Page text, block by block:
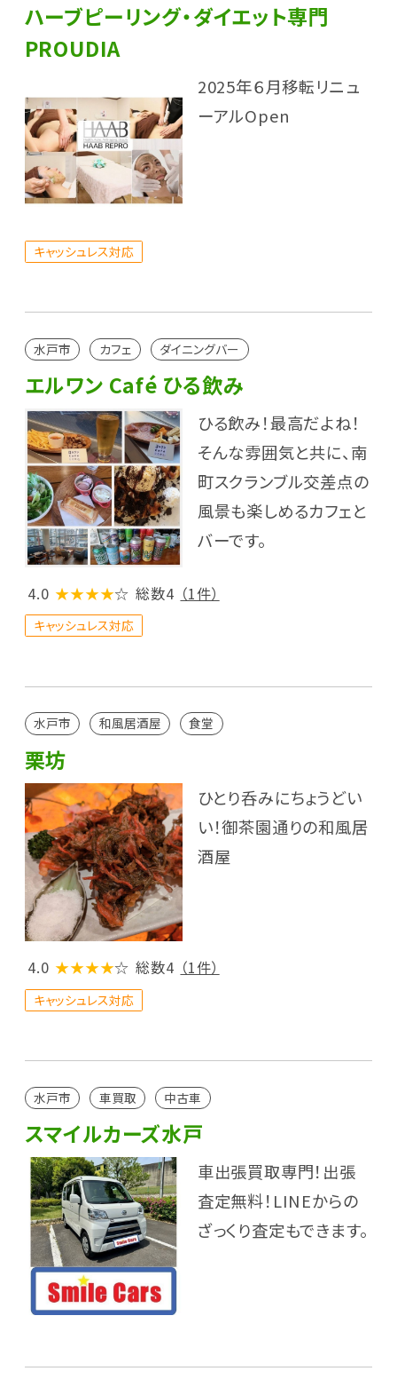
ハーブピーリング・ダイエット専門
PROUDIA
2025年６月移転リニュ
ーアルOpen
キャッシュレス対応
水戸市 カフェ ダイニングバー
エルワン Café ひる飲み
ひる飲み！最高だよね！
そんな雰囲気と共に、南
町スクランブル交差点の
風景も楽しめるカフェと
バーです。
4.0 ★★★★☆ 総数4 （1件）
キャッシュレス対応
水戸市 和風居酒屋 食堂
栗坊
ひとり呑みにちょうどい
い！御茶園通りの和風居
酒屋
4.0 ★★★★☆ 総数4 （1件）
キャッシュレス対応
水戸市 車買取 中古車
スマイルカーズ水戸
車出張買取専門！出張
査定無料！LINEからの
ざっくり査定もできます。